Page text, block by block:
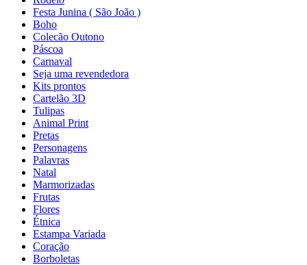
Festa Junina ( São João )
Boho
Colecão Outono
Páscoa
Carnaval
Seja uma revendedora
Kits prontos
Cartelão 3D
Tulipas
Animal Print
Pretas
Personagens
Palavras
Natal
Marmorizadas
Frutas
Flores
Étnica
Estampa Variada
Coração
Borboletas